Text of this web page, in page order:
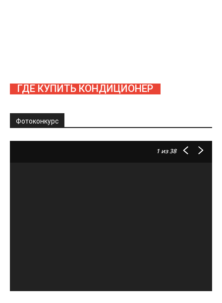
ГДЕ КУПИТЬ КОНДИЦИОНЕР
Фотоконкурс
1 из 38